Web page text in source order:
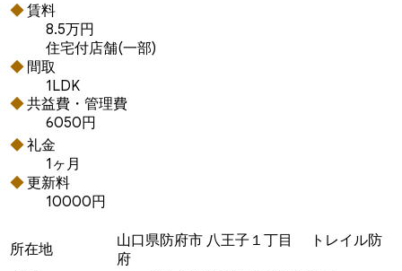
賃料
8.5万円
住宅付店舗(一部)
間取
1LDK
共益費・管理費
6050円
礼金
1ヶ月
更新料
10000円
所在地
山口県防府市 八王子１丁目 トレイル防
府